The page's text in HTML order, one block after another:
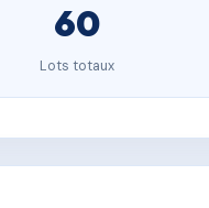
60
Lots totaux